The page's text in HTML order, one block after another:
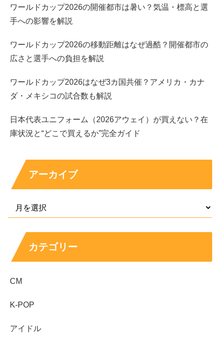
ワールドカップ2026の開催都市は暑い？気温・標高と選
手への影響を解説
ワールドカップ2026の移動距離はなぜ過酷？開催都市の
広さと選手への負担を解説
ワールドカップ2026はなぜ3カ国共催？アメリカ・カナ
ダ・メキシコの試合数も解説
日本代表ユニフォーム（2026アウェイ）が買えない？在
庫状況と“どこで買えるか”完全ガイド
アーカイブ
カテゴリー
CM
K-POP
アイドル